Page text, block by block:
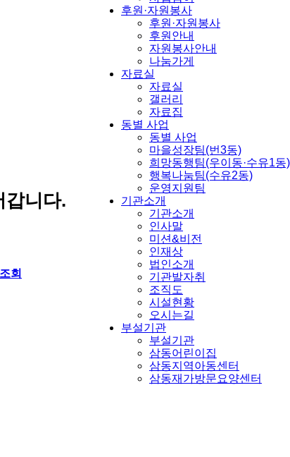
후원·자원봉사
후원·자원봉사
후원안내
자원봉사안내
나눔가게
자료실
자료실
갤러리
자료집
동별 사업
동별 사업
마을성장팀(번3동)
희망동행팀(우이동·수유1동)
행복나눔팀(수유2동)
운영지원팀
기관소개
기관소개
인사말
미션&비전
인재상
법인소개
기관발자취
조직도
시설현황
오시는길
부설기관
부설기관
삼동어린이집
삼동지역아동센터
삼동재가방문요양센터
갑니다.
조회